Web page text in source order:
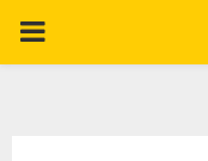
PRIMARY